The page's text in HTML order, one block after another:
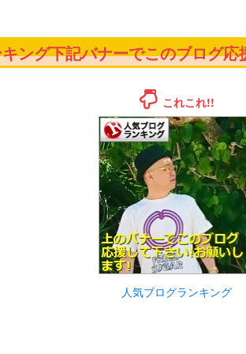
ング下記バナーでこのブログ
これこれ!!
人気ブログランキング